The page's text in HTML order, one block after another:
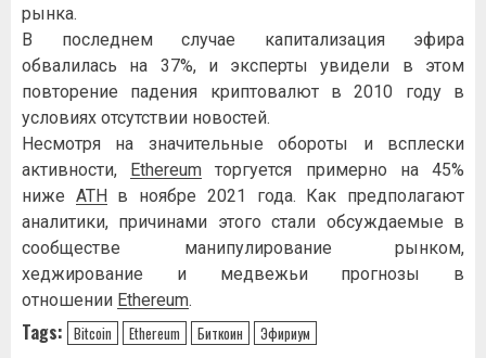
рынка.
В последнем случае капитализация эфира
обвалилась на 37%, и эксперты увидели в этом
повторение падения криптовалют в 2010 году в
условиях отсутствии новостей.
Несмотря на значительные обороты и всплески
активности,
Ethereum торгуется примерно на 45%
ниже ATH в ноябре 2021 года. Как предполагают
аналитики, причинами этого стали обсуждаемые в
сообществе манипулирование рынком,
хеджирование и медвежьи прогнозы в
отношении Ethereum.
Tags: Bitcoin Ethereum Биткоин Эфириум